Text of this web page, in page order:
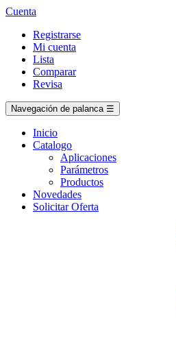
Cuenta
Registrarse
Mi cuenta
Lista
Comparar
Revisa
Navegación de palanca ☰
Inicio
Catalogo
Aplicaciones
Parámetros
Productos
Novedades
Solicitar Oferta